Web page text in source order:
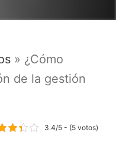
» ¿Cómo
de la gestión
3.4/5 - (5 votos)